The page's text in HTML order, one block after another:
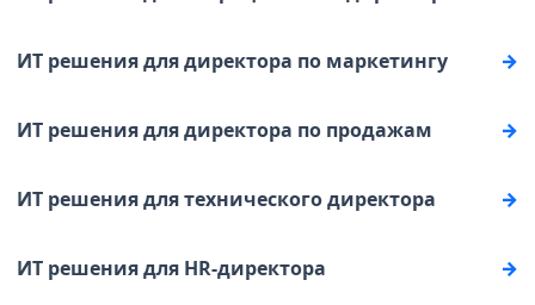
ИТ решения для директора по маркетингу
ИТ решения для директора по продажам
ИТ решения для технического директора
ИТ решения для HR-директора